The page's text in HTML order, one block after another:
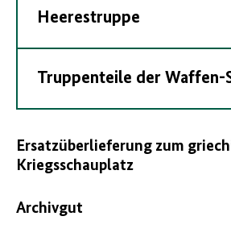
Heerestruppe
Truppenteile der Waffen-
Ersatzüberlieferung zum
Kriegsschauplatz
Archivgut